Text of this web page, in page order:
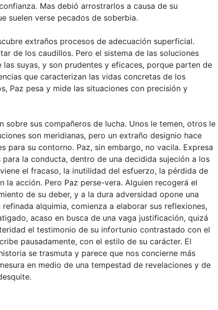
Mas debió arrostrarlos a causa de su
suelen verse pecados de soberbia.
extraños procesos de adecuación superficial.
de los caudillos. Pero el sistema de las soluciones
suyas, y son prudentes y eficaces, porque parten de
que caracterizan las vidas concretas de los
Paz pesa y mide las situaciones con precisión y
sobre sus compañeros de lucha. Unos le temen, otros le
son meridianas, pero un extraño designio hace
para su contorno. Paz, sin embargo, no vacila. Expresa
la conducta, dentro de una decidida sujeción a los
el fracaso, la inutilidad del esfuerzo, la pérdida de
acción. Pero Paz perse-vera. Alguien recogerá el
de su deber, y a la dura adversidad opone una
alquimia, comienza a elaborar sus reflexiones,
acaso en busca de una vaga justificación, quizá
el testimonio de su infortunio contrastado con el
pausadamente, con el estilo de su carácter. El
se trasmuta y parece que nos concierne más
en medio de una tempestad de revelaciones y de